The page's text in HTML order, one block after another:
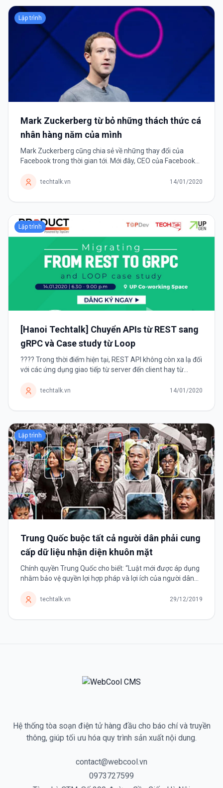
Lập trình
Mark Zuckerberg từ bỏ những thách thức cá
nhân hàng năm của mình
Mark Zuckerberg cũng chia sẻ về những thay đổi của
Facebook trong thời gian tới. Mới đây, CEO của Facebook
cho bản thân mình nữa. Thay...
techtalk.vn 14/01/2020
Lập trình
[Hanoi Techtalk] Chuyển APIs từ REST sang
gRPC và Case study từ Loop
???? Trong thời điểm hiện tại, REST API không còn xa lạ đối
với các ứng dụng giao tiếp từ server đến client hay từ
phương thức tạo API với...
techtalk.vn 14/01/2020
Lập trình
Trung Quốc buộc tất cả người dân phải cung
cấp dữ liệu nhận diện khuôn mặt
Chính quyền Trung Quốc cho biết: “Luật mới được áp dụng
nhằm bảo vệ quyền lợi hợp pháp và lợi ích của người dân
Quốc...techtalk.vn 29/12/2019
Hệ thống tòa soạn điện tử hàng đầu cho báo chí và truyền
thông, giúp tối ưu hóa quy trình sản xuất nội dung.
contact@webcool.vn
0973727599